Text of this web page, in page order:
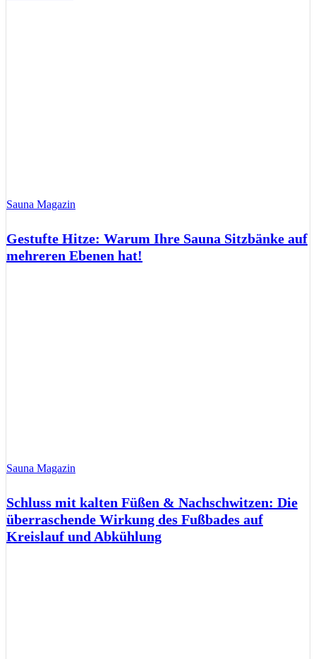
Sauna Magazin
Gestufte Hitze: Warum Ihre Sauna Sitzbänke auf
mehreren Ebenen hat!
Sauna Magazin
Schluss mit kalten Füßen & Nachschwitzen: Die
überraschende Wirkung des Fußbades auf
Kreislauf und Abkühlung